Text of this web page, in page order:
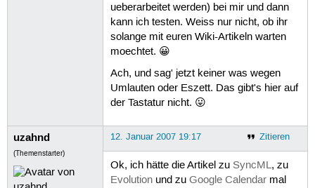
ueberarbeitet werden) bei mir und dann
kann ich testen. Weiss nur nicht, ob ihr
solange mit euren Wiki-Artikeln warten
moechtet. 😀
Ach, und sag' jetzt keiner was wegen
Umlauten oder Eszett. Das gibt's hier auf
der Tastatur nicht. 😛
uzahnd
(Themenstarter)
Zitieren
12. Januar 2007 19:17
Ok, ich hätte die Artikel zu SyncML, zu
Evolutionund zu Google Calendarmal